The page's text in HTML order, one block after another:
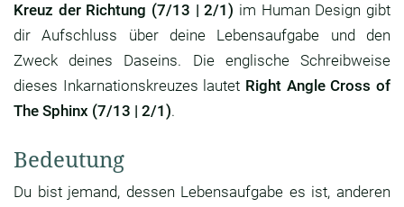
Kreuz der Richtung (7/13 | 2/1) im Human Design gibt
dir Aufschluss über deine Lebensaufgabe und den
Zweck deines Daseins. Die englische Schreibweise
dieses Inkarnationskreuzes lautet Right Angle Cross of
The Sphinx (7/13 | 2/1).
Bedeutung
Du bist jemand, dessen Lebensaufgabe es ist, anderen